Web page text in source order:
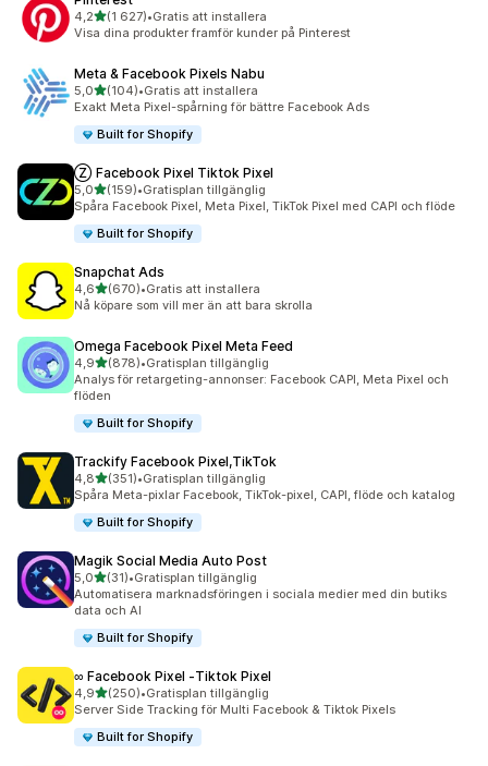
4,2av 5 stjärnor
(1 627)
1627 recensioner totalt
•Gratis att installera
Visa dina produkter framför kunder på Pinterest
Meta & Facebook Pixels Nabu
5,0av 5 stjärnor
(104)
104 recensioner totalt
•Gratis att installera
Exakt Meta Pixel-spårning för bättre Facebook Ads
Built for Shopify
Ⓩ Facebook Pixel Tiktok Pixel
5,0av 5 stjärnor
(159)
159 recensioner totalt
•Gratisplan tillgänglig
Spåra Facebook Pixel, Meta Pixel, TikTok Pixel med CAPI och flöde
Built for Shopify
Snapchat Ads
4,6av 5 stjärnor
(670)
670 recensioner totalt
•Gratis att installera
Nå köpare som vill mer än att bara skrolla
Omega Facebook Pixel Meta Feed
4,9av 5 stjärnor
(878)
878 recensioner totalt
•Gratisplan tillgänglig
Analys för retargeting-annonser: Facebook CAPI, Meta Pixel och
flöden
Built for Shopify
Trackify Facebook Pixel,TikTok
4,8av 5 stjärnor
(351)
351 recensioner totalt
•Gratisplan tillgänglig
Spåra Meta-pixlar Facebook, TikTok-pixel, CAPI, flöde och katalog
Built for Shopify
Magik Social Media Auto Post
5,0av 5 stjärnor
(31)
31 recensioner totalt
•Gratisplan tillgänglig
Automatisera marknadsföringen i sociala medier med din butiks
data och AI
Built for Shopify
∞ Facebook Pixel ‑Tiktok Pixel
4,9av 5 stjärnor
(250)
250 recensioner totalt
•Gratisplan tillgänglig
Server Side Tracking för Multi Facebook & Tiktok Pixels
Built for Shopify